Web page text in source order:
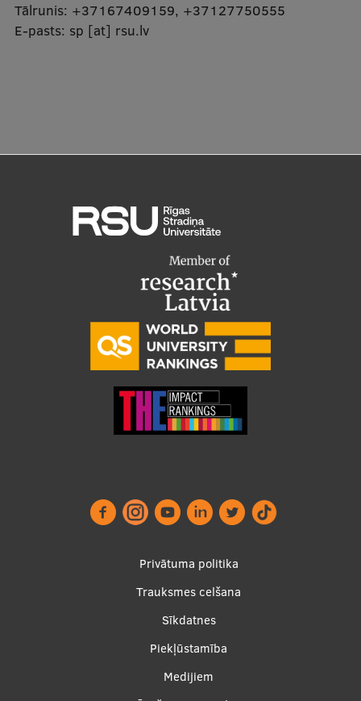
Tālrunis: +37167409159, +37127750555
E-pasts: sp [at] rsu.lv
Privātuma politika
Trauksmes celšana
Sīkdatnes
Piekļūstamība
Medijiem